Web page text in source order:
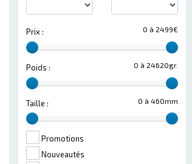
0 à 2499€
Prix :
0 à 24620gr.
Poids :
0 à 460mm
Taille :
Promotions
Nouveautés